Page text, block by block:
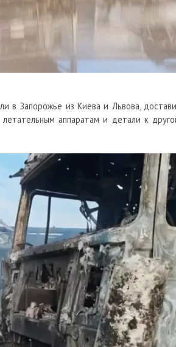
в Запорожье из Киева и Львова,
аппаратам и детали к